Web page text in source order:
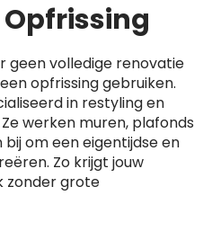
geen volledige renovatie
opfrissing gebruiken.
in restyling en
werken muren, plafonds
om een eigentijdse en
Zo krijgt jouw
zonder grote